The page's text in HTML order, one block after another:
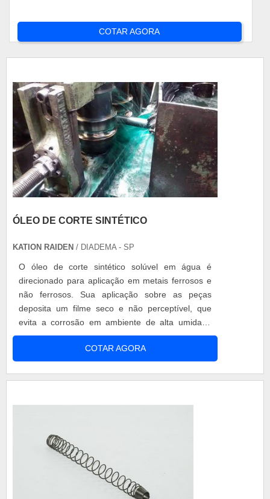
COTAR AGORA
ÓLEO DE CORTE SINTÉTICO
KATION RAIDEN / DIADEMA - SP
O óleo de corte sintético solúvel em água é
direcionado para aplicação em metais ferrosos e
não ferrosos. Sua aplicação sobre as peças
deposita um filme seco e não perceptível, que
evita a corrosão em ambiente de alta umidade
durante os períodos de trânsito e estocagem de
peças. Ele é indicado para operações de
usinagem leves, retíficas de cilindro e tanques de
COTAR AGORA